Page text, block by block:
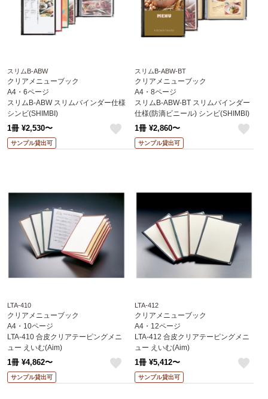
スリムB-ABW
クリアメニューブック
A4・6ページ
スリムB-ABW スリムバインダー仕様
シンビ(SHIMBI)
1冊 ¥2,530〜
サンプル貸出可
スリムB-ABW-BT
クリアメニューブック
A4・8ページ
スリムB-ABW-BT スリムバインダー
仕様(防滴ビニール) シンビ(SHIMBI)
1冊 ¥2,860〜
サンプル貸出可
LTA-410
クリアメニューブック
A4・10ページ
LTA-410 合皮クリアテーピングメニ
ュー えいむ(Aim)
1冊 ¥4,862〜
サンプル貸出可
LTA-412
クリアメニューブック
A4・12ページ
LTA-412 合皮クリアテーピングメニ
ュー えいむ(Aim)
1冊 ¥5,412〜
サンプル貸出可